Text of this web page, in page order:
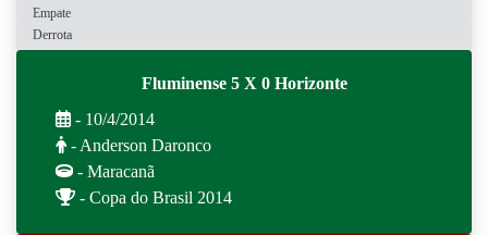
Empate
Derrota
Fluminense 5 X 0 Horizonte
- 10/4/2014
- Anderson Daronco
- Maracanã
- Copa do Brasil 2014